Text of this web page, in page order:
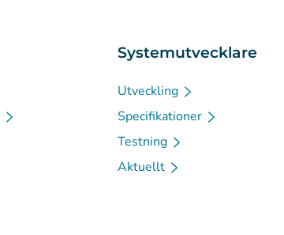
Systemutvecklare
Utveckling
Specifikationer
Testning
Aktuellt